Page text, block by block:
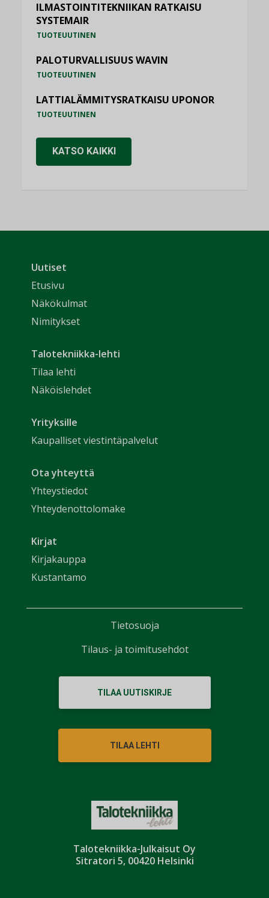
ILMASTOINTITEKNIIKAN RATKAISU
SYSTEMAIR
TUOTEUUTINEN
PALOTURVALLISUUS WAVIN
TUOTEUUTINEN
LATTIALÄMMITYSRATKAISU UPONOR
TUOTEUUTINEN
KATSO KAIKKI
Talotekniikka-Julkaisut Oy
Sitratori 5, 00420 Helsinki
Uutiset
Etusivu
Näkökulmat
Nimitykset
Talotekniikka-lehti
Tilaa lehti
Näköislehdet
Yrityksille
Kaupalliset viestintäpalvelut
Ota yhteyttä
Yhteystiedot
Yhteydenottolomake
Kirjat
Kirjakauppa
Kustantamo
TILAA UUTISKIRJE
TILAA LEHTI
Tietosuoja
Tilaus- ja toimitusehdot